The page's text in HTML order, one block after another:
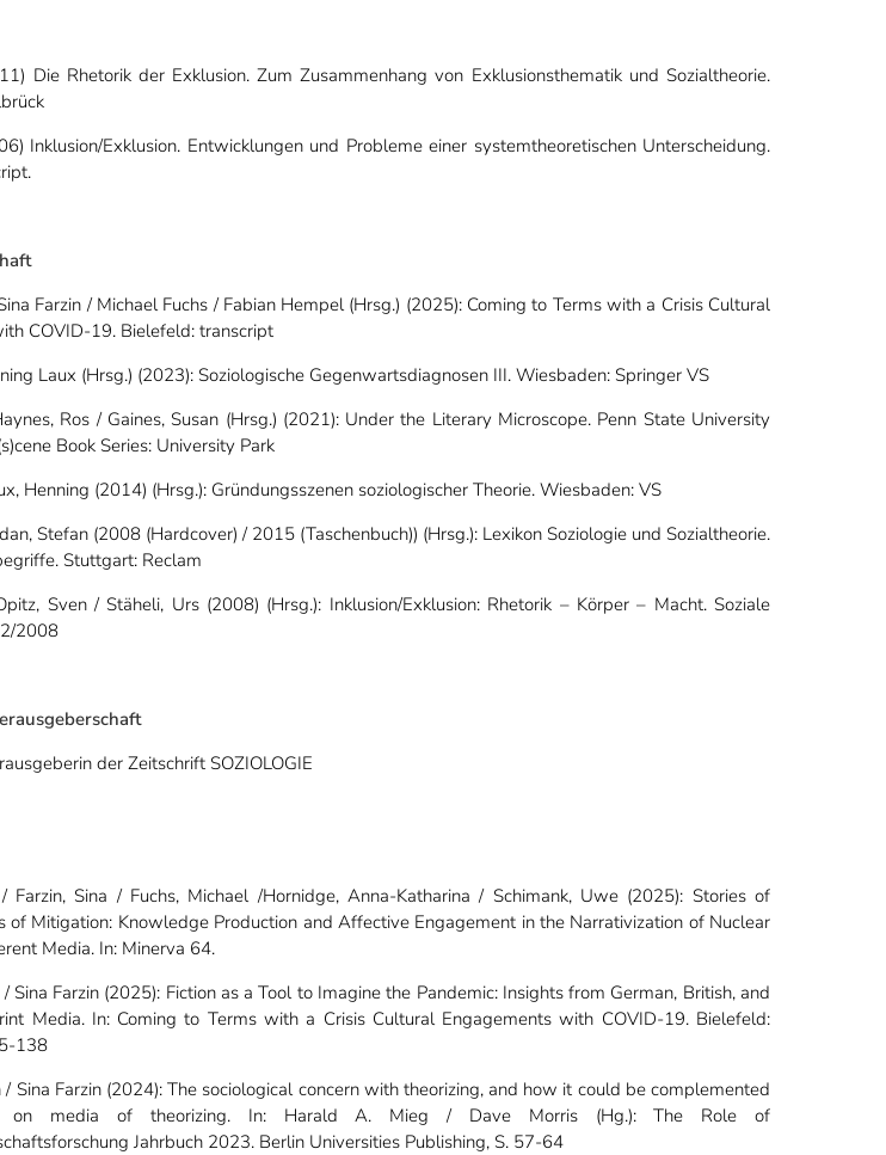
Die Rhetorik der Exklusion. Zum Zusammenhang von Exklusionsthematik und Sozialtheorie.
Inklusion/Exklusion. Entwicklungen und Probleme einer systemtheoretischen Unterscheidung.
Farzin / Michael Fuchs / Fabian Hempel (Hrsg.) (2025): Coming to Terms with a Crisis Cultural
COVID-19. Bielefeld: transcript
Laux (Hrsg.) (2023): Soziologische Gegenwartsdiagnosen III. Wiesbaden: Springer VS
Ros / Gaines, Susan (Hrsg.) (2021): Under the Literary Microscope. Penn State University
Book Series: University Park
Henning (2014) (Hrsg.): Gründungsszenen soziologischer Theorie. Wiesbaden: VS
Stefan (2008 (Hardcover) / 2015 (Taschenbuch)) (Hrsg.): Lexikon Soziologie und Sozialtheorie.
Stuttgart: Reclam
Sven / Stäheli, Urs (2008) (Hrsg.): Inklusion/Exklusion: Rhetorik – Körper – Macht. Soziale
2008
der Zeitschrift SOZIOLOGIE
Farzin, Sina / Fuchs, Michael /Hornidge, Anna-Katharina / Schimank, Uwe (2025): Stories of
of Mitigation: Knowledge Production and Affective Engagement in the Narrativization of Nuclear
Media. In: Minerva 64.
Sina Farzin (2025): Fiction as a Tool to Imagine the Pandemic: Insights from German, British, and
Media. In: Coming to Terms with a Crisis Cultural Engagements with COVID-19. Bielefeld:
138
/ Sina Farzin (2024): The sociological concern with theorizing, and how it could be complemented
media of theorizing. In: Harald A. Mieg / Dave Morris (Hg.): The Role of
Jahrbuch 2023. Berlin Universities Publishing, S. 57-64